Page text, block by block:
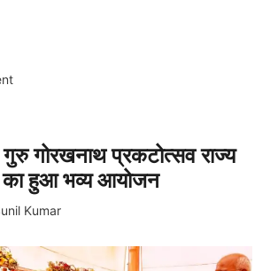
गुरु गोरखनाथ प्रकटोत्सव राज्य
का हुआ भव्य आयोजन
Kumar